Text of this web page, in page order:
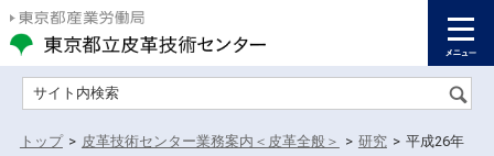
サイト内検索
トップ > 皮革技術センター業務案内＜皮革全般＞ > 研究 > 平成26年